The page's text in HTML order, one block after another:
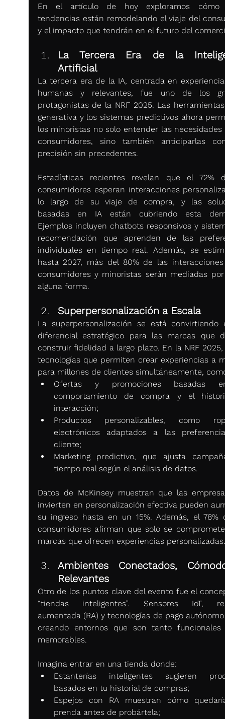
En el artículo de hoy exploramos cómo
tendencias están remodelando el viaje del
y el impacto que tendrán en el futuro del
La Tercera Era de la
Artificial
La tercera era de la IA, centrada en
humanas y relevantes, fue uno de los
protagonistas de la NRF 2025. Las
generativa y los sistemas predictivos ahora
los minoristas no solo entender las necesidades
consumidores, sino también anticiparlas
precisión sin precedentes.
Estadísticas recientes revelan que el 72%
consumidores esperan interacciones
lo largo de su viaje de compra, y las
basadas en IA están cubriendo esta
Ejemplos incluyen chatbots responsivos y
recomendación que aprenden de las
individuales en tiempo real. Además, se
hasta 2027, más del 80% de las
consumidores y minoristas serán mediadas
alguna forma.
Superpersonalización a Escala
La superpersonalización se está convirtiendo
diferencial estratégico para las marcas que
construir fidelidad a largo plazo. En la NRF
tecnologías que permiten crear experiencias a
para millones de clientes simultáneamente,
Ofertas y promociones basadas
comportamiento de compra y el
interacción;
Productos personalizables, como
electrónicos adaptados a las
cliente;
Marketing predictivo, que ajusta
tiempo real según el análisis de datos.
Datos de McKinsey muestran que las
invierten en personalización efectiva pueden
su ingreso hasta en un 15%. Además, el 78%
consumidores afirman que solo se
marcas que ofrecen experiencias personalizadas.
Ambientes Conectados,
Relevantes
Otro de los puntos clave del evento fue el
“tiendas inteligentes”. Sensores IoT,
aumentada (RA) y tecnologías de pago
creando entornos que son tanto funcionales
memorables.
Imagina entrar en una tienda donde:
Estanterías inteligentes sugieren
basados en tu historial de compras;
Espejos con RA muestran cómo
prenda antes de probártela;